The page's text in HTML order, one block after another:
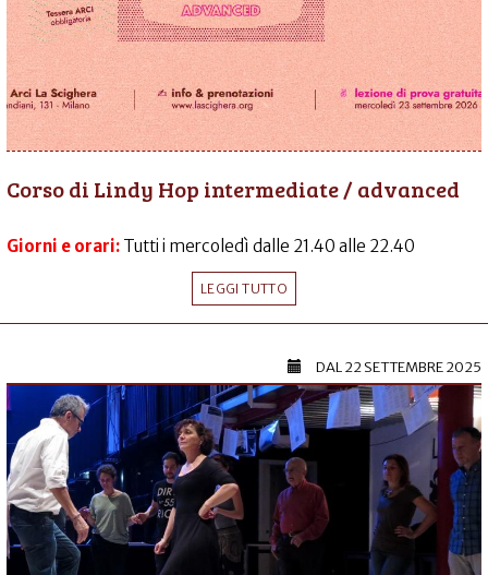
Corso di Lindy Hop intermediate / advanced
Giorni e orari: Tutti i mercoledì dalle 21.40 alle 22.40
LEGGI TUTTO
DAL22 SETTEMBRE 2025